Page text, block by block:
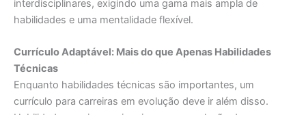
interdisciplinares, exigindo uma gama mais ampla de
habilidades e uma mentalidade flexível.
Currículo Adaptável: Mais do que Apenas Habilidades
Técnicas
Enquanto habilidades técnicas são importantes, um
currículo para carreiras em evolução deve ir além disso.